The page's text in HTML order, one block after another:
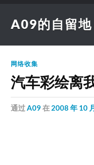
A09的自留地
网络收集
汽车彩绘离
通过A09在 2008 年 10